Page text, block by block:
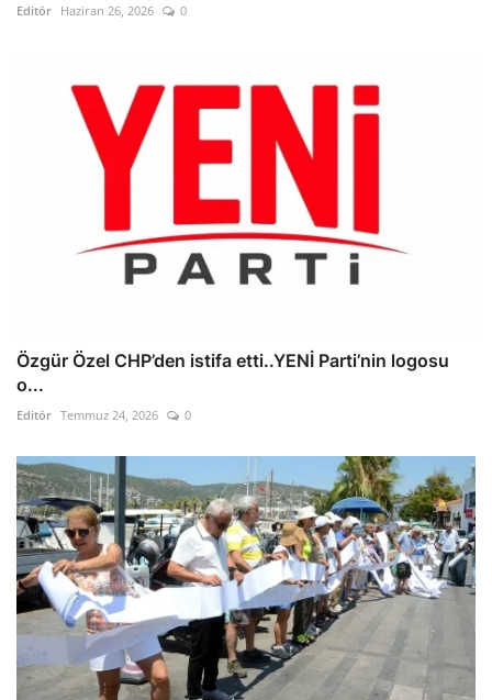
Editör Haziran 26, 2026 0
Özgür Özel CHP’den istifa etti..YENİ Parti’nin logosu
o...
Editör Temmuz 24, 2026 0